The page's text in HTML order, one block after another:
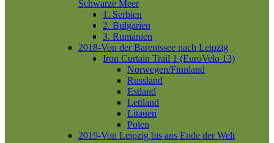
Schwarze Meer
1. Serbien
2. Bulgarien
3. Rumänien
2018-Von der Barentssee nach Leipzig
Iron Curtain Trail 1 (EuroVelo 13)
Norwegen/Finnland
Russland
Estland
Lettland
Litauen
Polen
2019-Von Leipzig bis ans Ende der Welt